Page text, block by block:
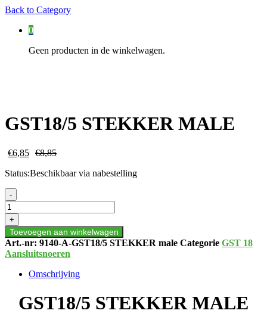
Back to Category
0
Geen producten in de winkelwagen.
GST18/5 STEKKER MALE
€6,85 €8,85
Status:Beschikbaar via nabestelling
GST18/5
STEKKER
MALE
aantal
-
+
Toevoegen aan winkelwagen
Art.-nr: 9140-A-GST18/5 STEKKER male Categorie GST 18
Aansluitsnoeren
Omschrijving
GST18/5 STEKKER MALE